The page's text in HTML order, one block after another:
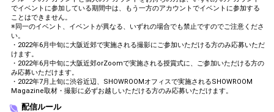
でイベントに参加している期間中は、もう一方のアカウントでイベントに参加する
ことはできません。
※同一のイベント、イベントが異なる、いずれの場合でも禁止ですのでご注意くださ
い。
・2022年6月中旬に大阪近郊で実施される撮影にご参加いただける方のみ応募いただ
けます。
・2022年6月中旬に大阪近郊orZoomで実施される授賞式に、ご参加いただける方の
み応募いただけます。
・2022年7月上旬に渋谷近辺、SHOWROOMオフィスで実施されるSHOWROOM
Magazine取材・撮影に必ずお越しいただける方のみ応募いただけます。
配信ルール